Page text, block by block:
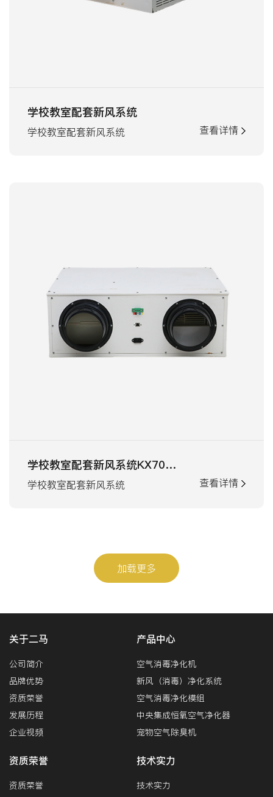
学校教室配套新风系统
学校教室配套新风系统 查看详情
学校教室配套新风系统KX700机型
学校教室配套新风系统 查看详情
加载更多
关于二马
公司简介
品牌优势
资质荣誉
发展历程
企业视频
产品中心
空气消毒净化机
新风（消毒）净化系统
空气消毒净化模组
中央集成恒氧空气净化器
宠物空气除臭机
资质荣誉
资质荣誉
技术实力
技术实力